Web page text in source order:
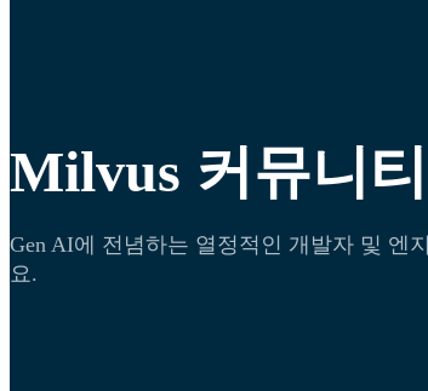
Milvus 커뮤니티
Gen AI에 전념하는 열정적인 개발자 및 엔
요.